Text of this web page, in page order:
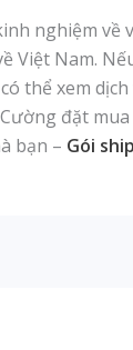
nghiệm về
Việt Nam.
thể xem dịch
đặt
bạn – Gói